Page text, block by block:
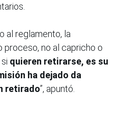
al reglamento, la
proceso, no al capricho o
quieren retirarse, es su
ha dejado da
retirado”, apuntó.